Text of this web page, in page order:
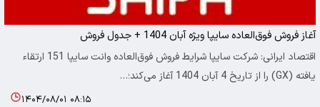
آغاز فروش فوق‌العاده سایپا ویژه آبان 1404 + جدول فروش
اقتصاد ایرانی: شرکت سایپا شرایط فروش فوق‌العاده وانت سایپا 151 ارتقاء
یافته (GX) را از تاریخ 4 آبان 1404 آغاز می‌کند؛…
۱۴۰۴/۰۸/۰۱ ۰۸:۱۵